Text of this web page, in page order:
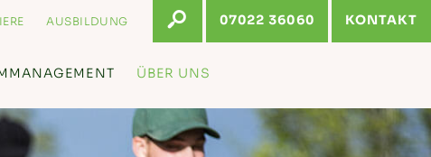
AUSBILDUNG 07022 36060 KONTAKT
ÜBER UNS